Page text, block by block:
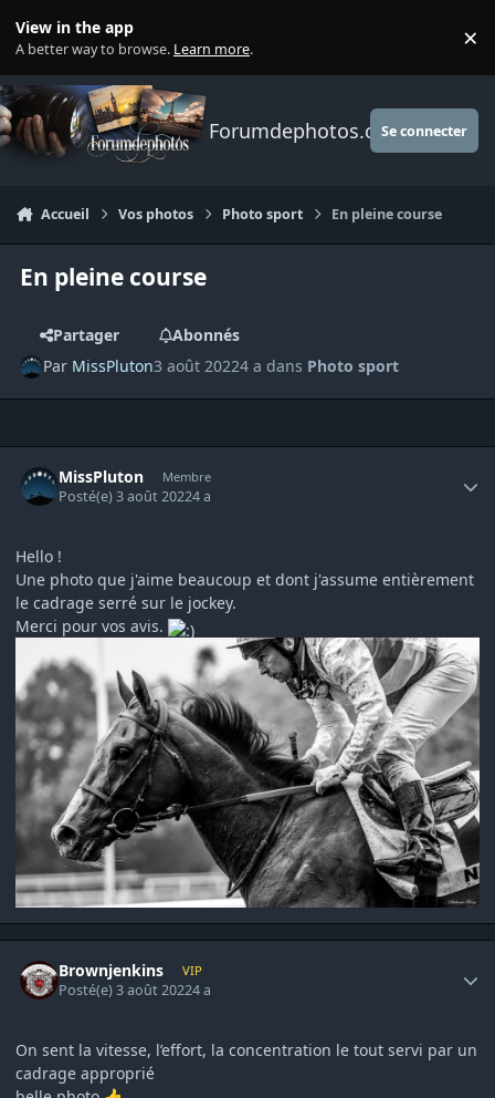
View in the app
A better way to browse. Learn more. ×
Forumdephotos.comSe connecter
Accueil Vos photos Photo sport En pleine course
En pleine course
Partager
Abonnés
Par MissPluton3 août 20224 a dans Photo sport
MissPluton Membre
Posté(e)3 août 20224 a
Hello !
Une photo que j'aime beaucoup et dont j'assume entièrement
le cadrage serré sur le jockey.
Merci pour vos avis.
Brownjenkins VIP
Posté(e)3 août 20224 a
On sent la vitesse, l’effort, la concentration le tout servi par un
cadrage approprié